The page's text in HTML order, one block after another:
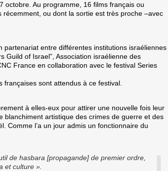
octobre. Au programme, 16 films français ou
ou dont la sortie est très proche –avec
partenariat entre différentes institutions israéliennes
Guild of Israel”, Association israélienne des
France en collaboration avec le festival Series
françaises sont attendus à ce festival.
à elles-eux pour attirer une nouvelle fois leur
blanchiment artistique des crimes de guerre et des
Comme l’a un jour admis un fonctionnaire du
de hasbara [propagande] de premier ordre,
et culture ».